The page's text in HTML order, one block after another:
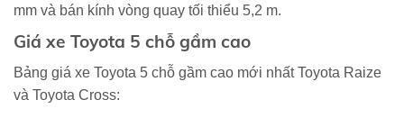
mm và bán kính vòng quay tối thiểu 5,2 m.
Giá xe Toyota 5 chỗ gầm cao
Bảng giá xe Toyota 5 chỗ gầm cao mới nhất Toyota Raize
và Toyota Cross: